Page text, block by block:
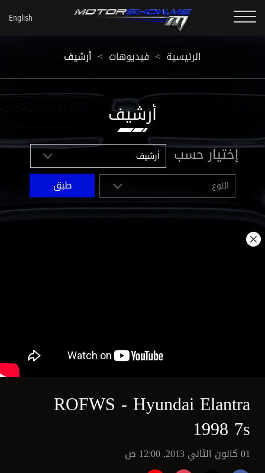
الرئيسية < فيديوهات < أرشيف
أرشيف
إختيار حسب
ROFWS - Hyundai Elantra
1998 7s
01 كانون الثاني 2013, 12:00 ص